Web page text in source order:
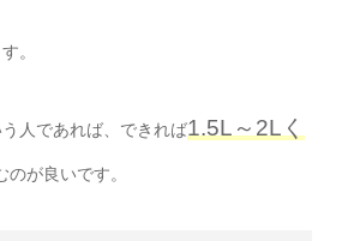
。
人であれば、できれば1.5L～2Lく
のが良いです。